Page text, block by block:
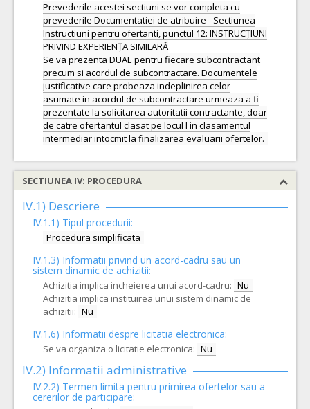
Prevederile acestei sectiuni se vor completa cu
prevederile Documentatiei de atribuire - Sectiunea
Instructiuni pentru ofertanti, punctul 12: INSTRUCȚIUNI
PRIVIND EXPERIENȚA SIMILARĂ
Se va prezenta DUAE pentru fiecare subcontractant
precum si acordul de subcontractare. Documentele
justificative care probeaza indeplinirea celor
asumate in acordul de subcontractare urmeaza a fi
prezentate la solicitarea autoritatii contractante, doar
de catre ofertantul clasat pe locul I in clasamentul
SECTIUNEA IV: PROCEDURA
IV.1) Descriere
IV.1.1) Tipul procedurii:
Procedura simplificata
IV.1.3) Informatii privind un acord-cadru sau un
sistem dinamic de achizitii:
Achizitia implica incheierea unui acord-cadru: Nu
Achizitia implica instituirea unui sistem dinamic de
achizitii: Nu
IV.1.6) Informatii despre licitatia electronica:
Se va organiza o licitatie electronica: Nu
IV.2) Informatii administrative
IV.2.2) Termen limita pentru primirea ofertelor sau a
cererilor de participare: